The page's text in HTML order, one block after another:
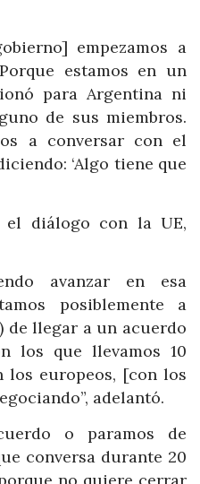
empezamos a
estamos en un
para Argentina ni
de sus miembros.
a conversar con el
‘Algo tiene que
el diálogo con la UE,
avanzar en esa
posiblemente a
de llegar a un acuerdo
los que llevamos 10
los europeos, [con los
adelantó.
o paramos de
conversa durante 20
no quiere cerrar